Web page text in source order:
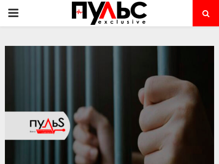
PRIMARY